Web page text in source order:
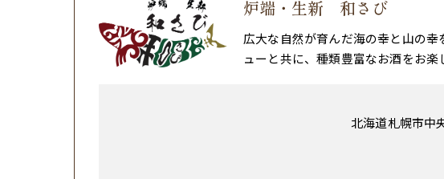
炉端・生新 和さび
広大な自然が育んだ海の幸と山の
ューと共に、種類豊富なお酒をお楽
北海道札幌市中